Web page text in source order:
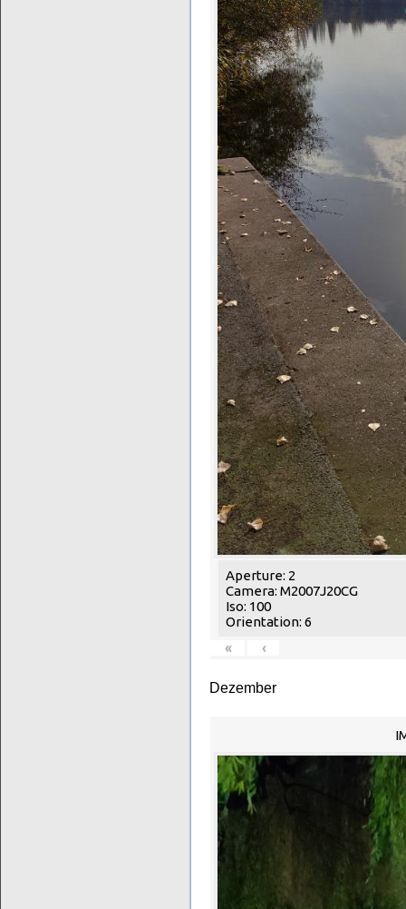
Aperture: 2
Camera: M2007J20CG
Iso: 100
Orientation: 6
«
‹
Dezember